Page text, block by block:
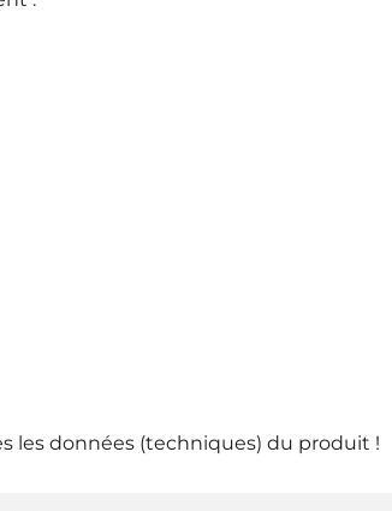
les données (techniques) du produit !